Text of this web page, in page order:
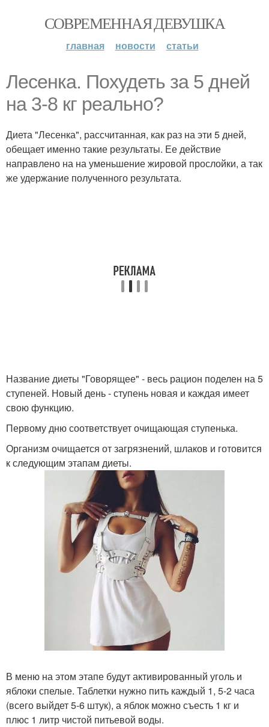
СОВРЕМЕННАЯ ДЕВУШКА
главная новости статьи
Лесенка. Похудеть за 5 дней
на 3-8 кг реально?
Диета "Лесенка", рассчитанная, как раз на эти 5 дней,
обещает именно такие результаты. Ее действие
направлено на на уменьшение жировой прослойки, а так
же удержание полученного результата.
Название диеты "Говорящее" - весь рацион поделен на 5
ступеней. Новый день - ступень новая и каждая имеет
свою функцию.
Первому дню соответствует очищающая ступенька.
Организм очищается от загрязнений, шлаков и готовится
к следующим этапам диеты.
В меню на этом этапе будут активированный уголь и
яблоки спелые. Таблетки нужно пить каждый 1, 5-2 часа
(всего выйдет 5-6 штук), а яблок можно съесть 1 кг и
плюс 1 литр чистой питьевой воды.